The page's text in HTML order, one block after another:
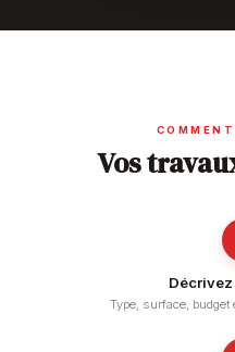
Vos
Type, surface,